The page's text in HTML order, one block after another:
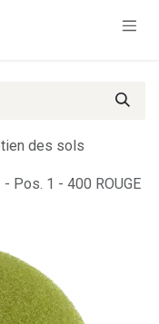
des sols
Pos. 1 - 400 ROUGE